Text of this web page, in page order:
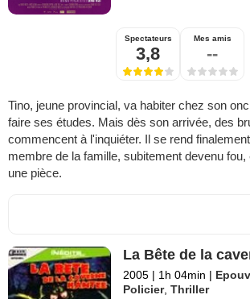
Spectateurs
3,8
Mes amis
--
Tino, jeune provincial, va habiter chez son
faire ses études. Mais dès son arrivée, des
commencent à l'inquiéter. Il se rend
membre de la famille, subitement devenu
une pièce.
La Bête de la
2005 | 1h 04min |
Policier,Thriller